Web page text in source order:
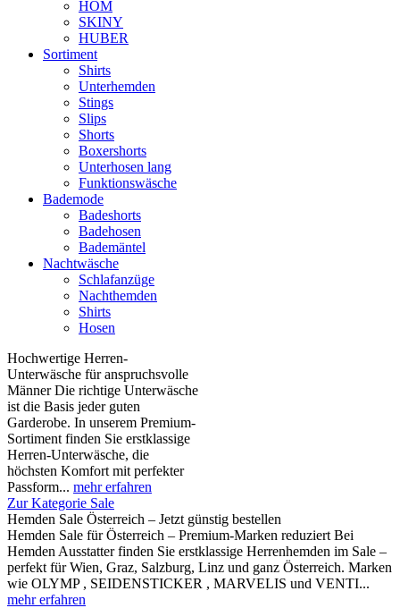
HOM
SKINY
HUBER
Sortiment
Shirts
Unterhemden
Stings
Slips
Shorts
Boxershorts
Unterhosen lang
Funktionswäsche
Bademode
Badeshorts
Badehosen
Bademäntel
Nachtwäsche
Schlafanzüge
Nachthemden
Shirts
Hosen
Hochwertige Herren-
Unterwäsche für anspruchsvolle
Männer Die richtige Unterwäsche
ist die Basis jeder guten
Garderobe. In unserem Premium-
Sortiment finden Sie erstklassige
Herren-Unterwäsche, die
höchsten Komfort mit perfekter
Passform... mehr erfahren
Zur Kategorie Sale
Hemden Sale Österreich – Jetzt günstig bestellen
Hemden Sale für Österreich – Premium-Marken reduziert Bei
Hemden Ausstatter finden Sie erstklassige Herrenhemden im Sale –
perfekt für Wien, Graz, Salzburg, Linz und ganz Österreich. Marken
wie OLYMP , SEIDENSTICKER , MARVELIS und VENTI...
mehr erfahren